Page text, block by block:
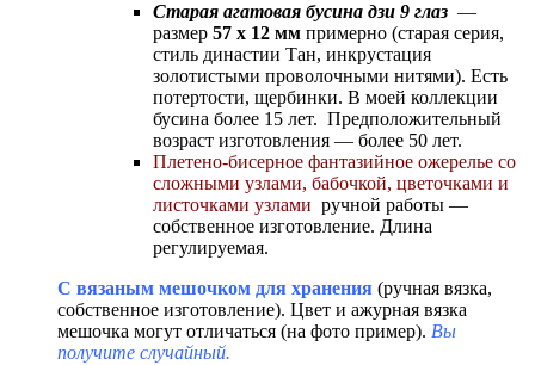
Старая агатовая бусина дзи 9 глаз —
размер 57 x 12 мм примерно (старая серия,
стиль династии Тан, инкрустация
золотистыми проволочными нитями). Есть
потертости, щербинки. В моей коллекции
бусина более 15 лет. Предположительный
возраст изготовления — более 50 лет.
Плетено-бисерное фантазийное ожерелье со
сложными узлами, бабочкой, цветочками и
листочками узлами ручной работы —
собственное изготовление. Длина
регулируемая.
С вязаным мешочком для хранения (ручная вязка,
собственное изготовление). Цвет и ажурная вязка
мешочка могут отличаться (на фото пример). Вы
получите случайный.